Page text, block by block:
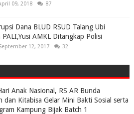
09, 2018 87
Dana BLUD RSUD Talang Ubi
PALI,Yusi AMKL Ditangkap Polisi
12, 2017 32
Anak Nasional, RS AR Bunda
dan Kitabisa Gelar Mini Bakti Sosial serta
Kampung Bijak Batch 1